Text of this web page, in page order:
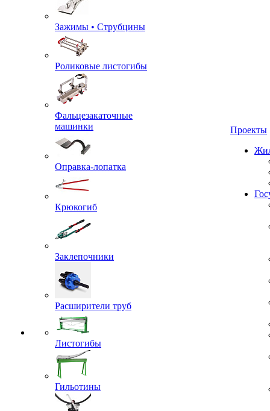
Зажимы • Струбцины
Роликовые листогибы
Фальцезакаточные
машинки
Оправка-лопатка
Крюкогиб
Заклепочники
Расширители труб
Листогибы
Гильотины
Проекты